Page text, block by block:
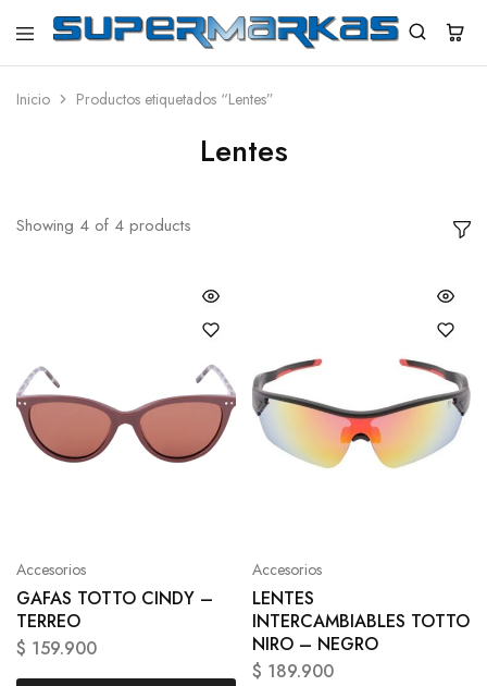
SuperMarkas
Ropa
con
Inicio Productos etiquetados “Lentes”
Lentes
Showing 4 of 4 products
Accesorios
GAFAS TOTTO CINDY –
TERREO
$ 159.900
Accesorios
LENTES
INTERCAMBIABLES TOTTO
NIRO – NEGRO
$ 189.900